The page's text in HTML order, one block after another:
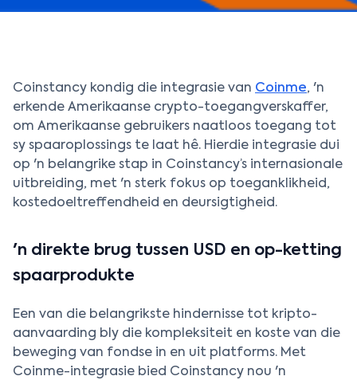
Coinstancy kondig die integrasie van Coinme, 'n
erkende Amerikaanse crypto-toegangverskaffer,
om Amerikaanse gebruikers naatloos toegang tot
sy spaaroplossings te laat hê. Hierdie integrasie dui
op 'n belangrike stap in Coinstancy’s internasionale
uitbreiding, met 'n sterk fokus op toeganklikheid,
kostedoeltreffendheid en deursigtigheid.
'n direkte brug tussen USD en op-ketting
spaarprodukte
Een van die belangrikste hindernisse tot kripto-
aanvaarding bly die kompleksiteit en koste van die
beweging van fondse in en uit platforms. Met
Coinme-integrasie bied Coinstancy nou 'n